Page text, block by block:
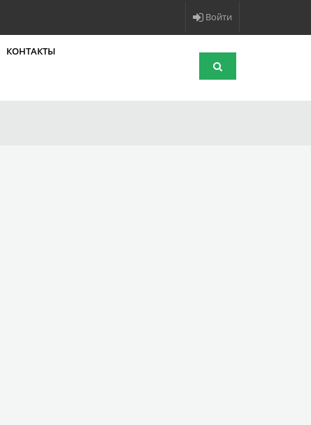
Войти
КОНТАКТЫ